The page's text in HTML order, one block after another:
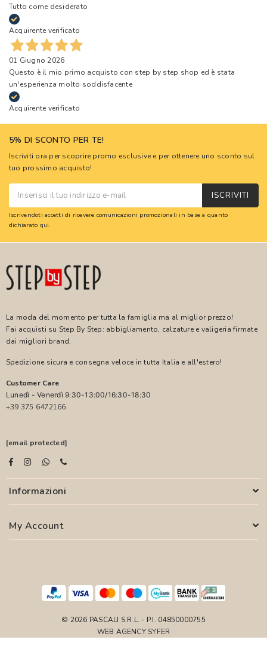
Tutto come desiderato
Acquirente verificato
01 Giugno 2026
Questo è il mio primo acquisto con step by step shop ed è stata
un'esperienza molto soddisfacente
Acquirente verificato
5% DI SCONTO PER TE!
Iscriviti ora per scoprire promo esclusive e per ottenere uno sconto sul
tuo prossimo acquisto!
ISCRIVITI
Iscrivendoti accetti di ricevere comunicazioni promozionali in base a quanto
dichiarato qui.
La moda del momento per tutta la famiglia ma al miglior prezzo!
Fai acquisti su Step By Step: abbigliamento, calzature e valigeria firmate
dai migliori brand.
Spedizione sicura e consegna veloce in tutta Italia e all'estero!
Customer Care
Lunedì - Venerdì 9:30-13:00/16:30-18:30
+39 375 6472166
[email protected]
Informazioni
My Account
© 2026 PASCALI S.R.L. - P.I. 04850000755
WEB AGENCY SYFER